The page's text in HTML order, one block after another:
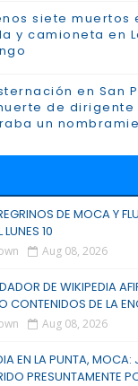
siete muertos
y camioneta en
en San
de dirigente
un
DE MOCA Y
LUNES 10
Aug 08, 2026
DE WIKIPEDIA
CONTENIDOS DE LA
Aug 08, 2026
EN LA PUNTA, MOCA:
PRESUNTAMENTE